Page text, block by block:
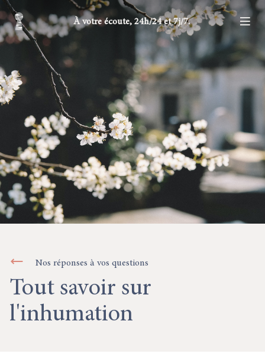
À votre écoute, 24h/24 et 7j/7.
Nos réponses à vos questions
Tout savoir sur
l'inhumation